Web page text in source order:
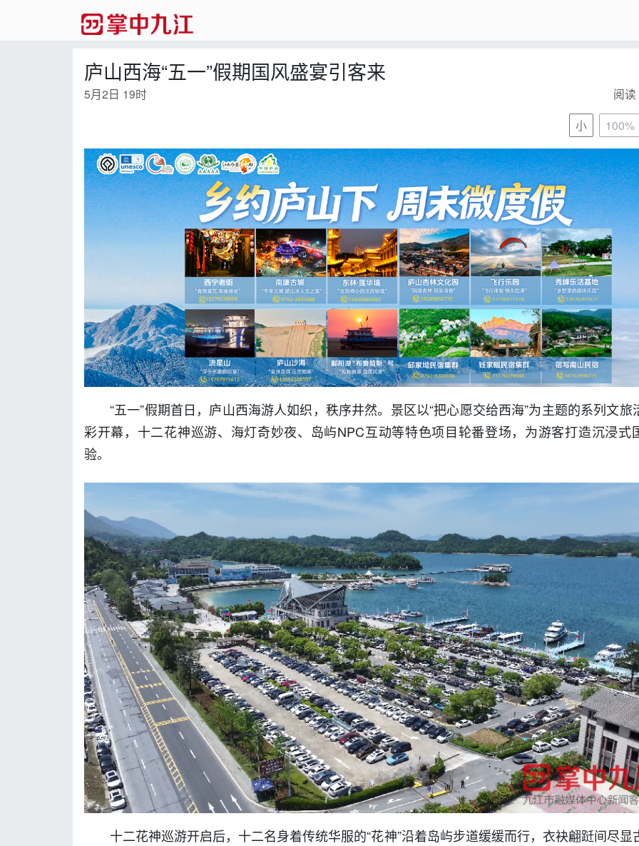
庐山西海“五一”假期国风盛宴引客来
5月2日 19时
阅
小
100%
“五一”假期首日，庐山西海游人如织，秩序井然。景区以“把心愿交给西海”为主题的系列文旅
彩开幕，十二花神巡游、海灯奇妙夜、岛屿NPC互动等特色项目轮番登场，为游客打造沉浸式
验。
十二花神巡游开启后，十二名身着传统华服的“花神”沿着岛屿步道缓缓而行，衣袂翩跹间尽显